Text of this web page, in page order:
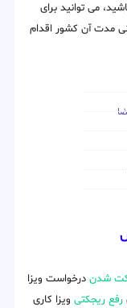
می توانید برای
مدت آن کشور اقدام
شدن درخواست ویزا
رفع ریجکتی ویزا کاری